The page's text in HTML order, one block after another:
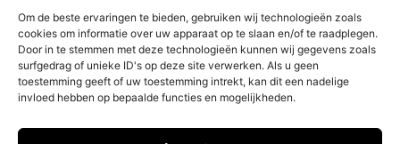
Om de beste ervaringen te bieden, gebruiken wij technologieën zoals
cookies om informatie over uw apparaat op te slaan en/of te raadplegen.
Door in te stemmen met deze technologieën kunnen wij gegevens zoals
surfgedrag of unieke ID's op deze site verwerken. Als u geen
toestemming geeft of uw toestemming intrekt, kan dit een nadelige
invloed hebben op bepaalde functies en mogelijkheden.
Beleid
Privacy policy
Cookie policy
Beleidsplan 2022-2025
Foto's website: